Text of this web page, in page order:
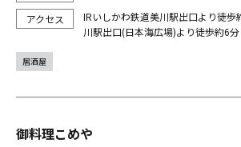
IRいしかわ鉄道美川駅出口より徒
川駅出口(日本海広場)より徒歩約6分
居酒屋
御料理こめや